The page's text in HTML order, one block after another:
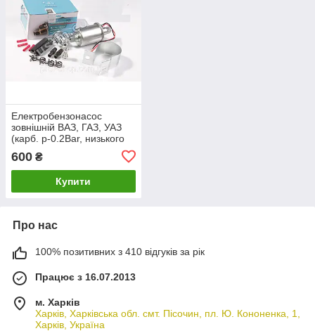
Електробензонасос
зовнішній ВАЗ, ГАЗ, УАЗ
(карб. p-0.2Bar, низького
клапаном
600 ₴
Купити
Про нас
100% позитивних з 410 відгуків за рік
Працює з 16.07.2013
м. Харків
Харків, Харківська обл. смт. Пісочин, пл. Ю. Кононенка, 1,
Харків, Україна